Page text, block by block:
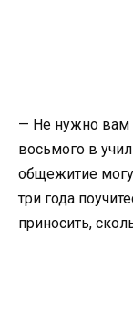
— Не нужно вам
восьмого в
общежитие
три года
приносить,